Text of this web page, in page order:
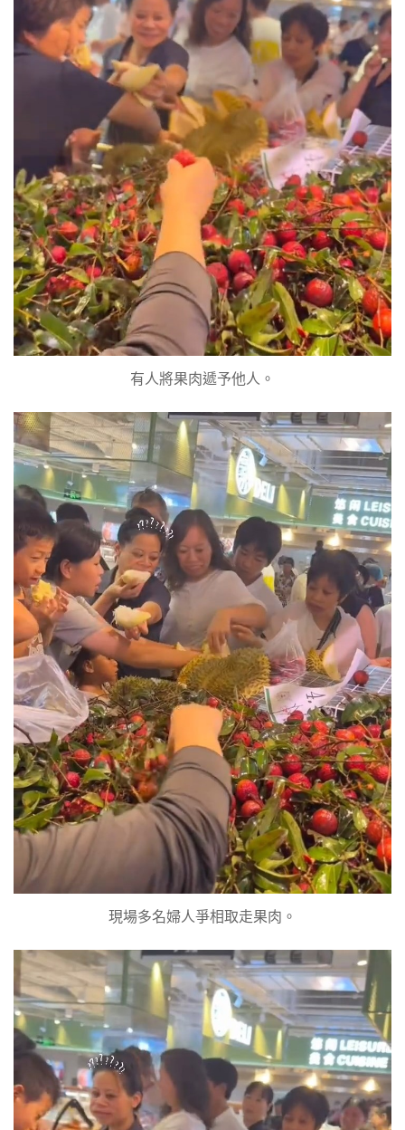
有人將果肉遞予他人。
現場多名婦人爭相取走果肉。